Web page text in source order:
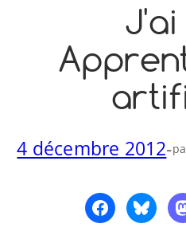
o
o
n
s
y
J'ai
4 décembre 2012-